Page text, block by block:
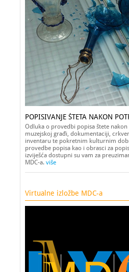
POPISIVANJE ŠTETA NAKON
Odluka o provedbi popisa štete nakon
muzejskoj građi, dokumentaciji,
inventaru te pokretnim kulturnim
provedbe popisa kao i obrasci za
izviješća dostupni su vam za
MDC-a. više
Virtualne izložbe MDC-a